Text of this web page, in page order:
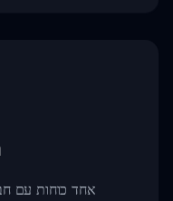
אחד כוחות עם